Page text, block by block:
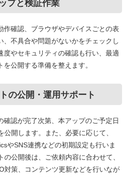
プと検証作業
作確認、ブラウザやデバイスごとの表
、不具合や問題がないかをチェックし
度やセキュリティの確認も行い、最適
を公開する準備を整えます。
の公開・運用サポート
確認が完了次第、本アップのご予定日
公開します。また、必要に応じて、
やSNS連携などの初期設定も行いま
の公開後は、ご依頼内容に合わせて、
対策、コンテンツ更新などを行いなが